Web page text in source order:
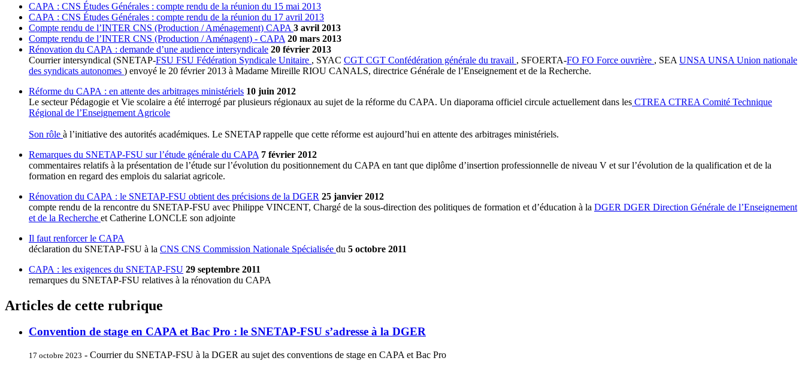
CAPA : CNS Études Générales : compte rendu de la réunion du 15 mai 2013
CAPA : CNS Études Générales : compte rendu de la réunion du 17 avril 2013
Compte rendu de l’INTER CNS (Production / Aménagement) CAPA 3 avril 2013
Compte rendu de l’INTER CNS (Production / Aménagent) - CAPA 20 mars 2013
Rénovation du CAPA : demande d’une audience intersyndicale 20 février 2013
Courrier intersyndical (SNETAP-FSU FSU Fédération Syndicale Unitaire , SYAC CGT CGT Confédération générale du travail , SFOERTA-FO FO Force ouvrière , SEA UNSA UNSA Union nationale
des syndicats autonomes ) envoyé le 20 février 2013 à Madame Mireille RIOU CANALS, directrice Générale de l’Enseignement et de la Recherche.
Réforme du CAPA : en attente des arbitrages ministériels 10 juin 2012
Le secteur Pédagogie et Vie scolaire a été interrogé par plusieurs régionaux au sujet de la réforme du CAPA. Un diaporama officiel circule actuellement dans les CTREA CTREA Comité Technique
Régional de l’Enseignement Agricole
Son rôle à l’initiative des autorités académiques. Le SNETAP rappelle que cette réforme est aujourd’hui en attente des arbitrages ministériels.
Remarques du SNETAP-FSU sur l’étude générale du CAPA 7 février 2012
commentaires relatifs à la présentation de l’étude sur l’évolution du positionnement du CAPA en tant que diplôme d’insertion professionnelle de niveau V et sur l’évolution de la qualification et de la
formation en regard des emplois du salariat agricole.
Rénovation du CAPA : le SNETAP-FSU obtient des précisions de la DGER 25 janvier 2012
compte rendu de la rencontre du SNETAP-FSU avec Philippe VINCENT, Chargé de la sous-direction des politiques de formation et d’éducation à la DGER DGER Direction Générale de l’Enseignement
et de la Recherche et Catherine LONCLE son adjointe
Il faut renforcer le CAPA
déclaration du SNETAP-FSU à la CNS CNS Commission Nationale Spécialisée du 5 octobre 2011
CAPA : les exigences du SNETAP-FSU 29 septembre 2011
remarques du SNETAP-FSU relatives à la rénovation du CAPA
Articles de cette rubrique
Convention de stage en CAPA et Bac Pro : le SNETAP-FSU s’adresse à la DGER
17 octobre 2023 - Courrier du SNETAP-FSU à la DGER au sujet des conventions de stage en CAPA et Bac Pro